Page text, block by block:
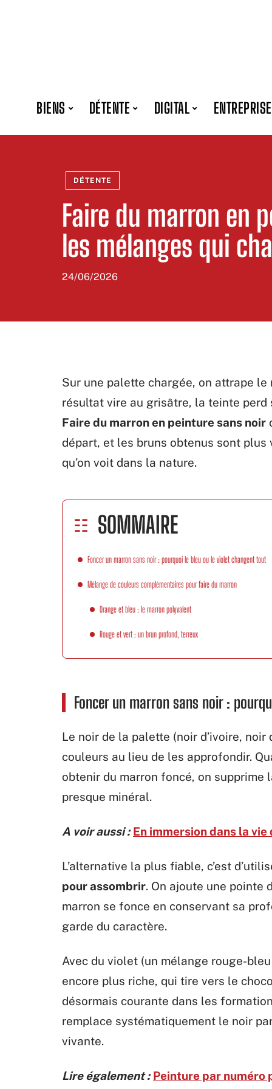
BIENS DÉTENTE DIGITAL ENTREPRISE
DÉTENTE
Faire du marron en
les mélanges qui
24/06/2026
Sur une palette chargée, on attrape
résultat vire au grisâtre, la teinte perd
Faire du marron en peinture sans noir
départ, et les bruns obtenus sont
qu’on voit dans la nature.
SOMMAIRE
Foncer un marron sans noir : pourquoi le bleu ou le violet changent tout
Mélange de couleurs complémentaires pour faire du marron
Orange et bleu : le marron polyvalent
Rouge et vert : un brun profond, terreux
Foncer un marron sans noir :
Le noir de la palette (noir d’ivoire,
couleurs au lieu de les approfondir.
obtenir du marron foncé, on
presque minéral.
A voir aussi : En immersion dans la
L’alternative la plus fiable, c’est
pour assombrir. On ajoute une pointe
marron se fonce en conservant sa
garde du caractère.
Avec du violet (un mélange rouge-
encore plus riche, qui tire vers le
désormais courante dans les
remplace systématiquement le noir
vivante.
Lire également : Peinture par numéro